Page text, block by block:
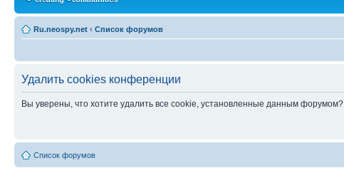
Ru.neospy.net ‹ Список форумов
Удалить cookies конференции
Вы уверены, что хотите удалить все cookie, установленные данным форумом?
Список форумов